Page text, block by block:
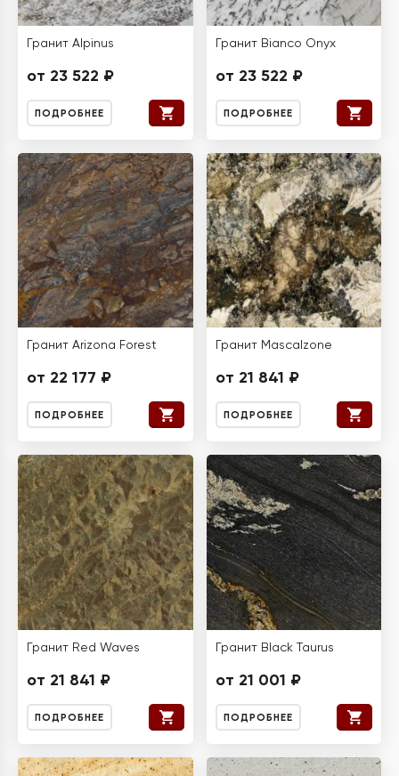
Гранит Alpinus
от 23 522 ₽
ПОДРОБНЕЕ
Гранит Bianco Onyx
от 23 522 ₽
ПОДРОБНЕЕ
Гранит Arizona Forest
от 22 177 ₽
ПОДРОБНЕЕ
Гранит Mascalzone
от 21 841 ₽
ПОДРОБНЕЕ
Гранит Red Waves
от 21 841 ₽
ПОДРОБНЕЕ
Гранит Black Taurus
от 21 001 ₽
ПОДРОБНЕЕ